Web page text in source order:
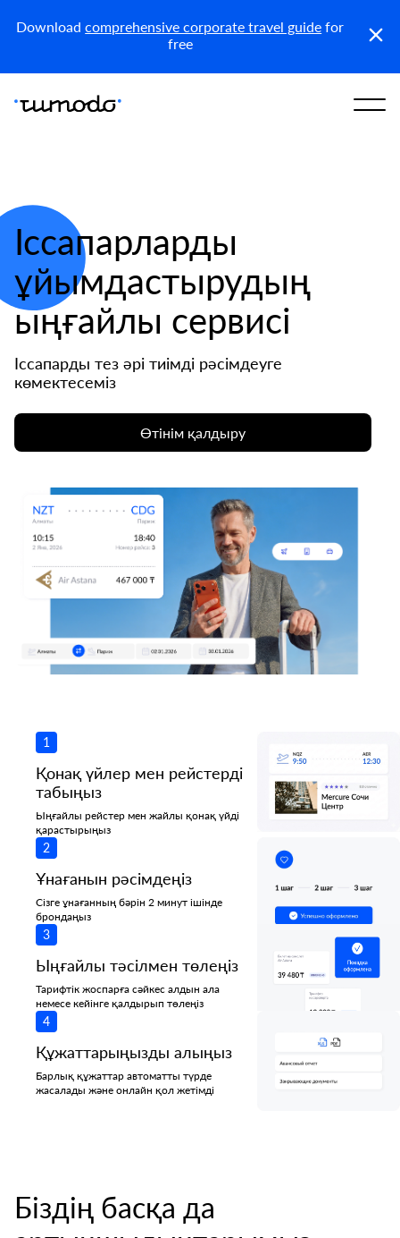
Downloadcomprehensive corporate travel guide for
free
KZ
Іссапарларды
ұйымдастырудың
ыңғайлы сервисі
Іссапарды тез әрі тиімді рәсімдеуге
көмектесеміз
Өтінім қалдыру
1
Қонақ үйлер мен рейстерді
табыңыз
Ыңғайлы рейстер мен жайлы қонақ үйді
қарастырыңыз
2
Ұнағанын рәсімдеңіз
Сізге ұнағанның бәрін 2 минут ішінде
брондаңыз
3
Ыңғайлы тәсілмен төлеңіз
Тарифтік жоспарға сәйкес алдын ала
немесе кейінге қалдырып төлеңіз
4
Құжаттарыңызды алыңыз
Барлық құжаттар автоматты түрде
жасалады және онлайн қол жетімді
Біздің басқа да